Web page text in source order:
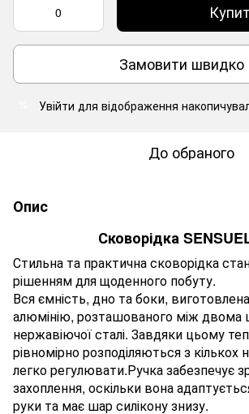
Замовити швидко
Увійти для відображення
До обраного
Опис
Сковорідка
Стильна та практична сковорідка
рішенням для щоденного побуту.
Вся ємність, дно та боки,
алюмінію, розташованого між
нержавіючої сталі. Завдяки цьому
рівномірно розподіляються з кількох
легко регулювати.Ручка забезпечує
захоплення, оскільки вона
руки та має шар силікону знизу.